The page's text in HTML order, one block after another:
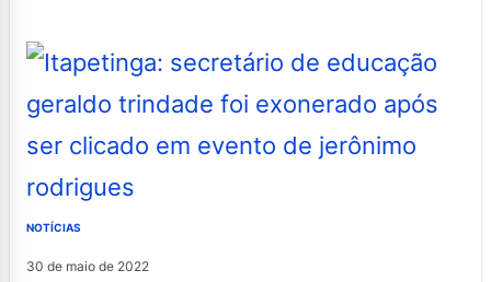
NOTÍCIAS
30 de maio de 2022